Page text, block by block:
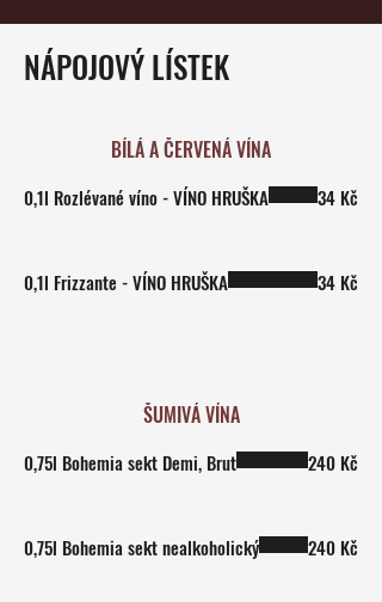
NÁPOJOVÝ LÍSTEK
BÍLÁ A ČERVENÁ VÍNA
0,1l Rozlévané víno - VÍNO HRUŠKA 34 Kč
0,1l Frizzante - VÍNO HRUŠKA 34 Kč
ŠUMIVÁ VÍNA
0,75l Bohemia sekt Demi, Brut 240 Kč
0,75l Bohemia sekt nealkoholický 240 Kč